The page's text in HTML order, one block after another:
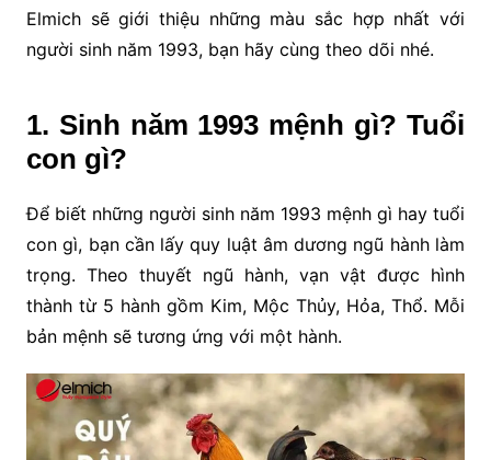
Elmich sẽ giới thiệu những màu sắc hợp nhất với
người sinh năm 1993, bạn hãy cùng theo dõi nhé.
1. Sinh năm 1993 mệnh gì? Tuổi
con gì?
Để biết những người sinh năm 1993 mệnh gì hay tuổi
con gì, bạn cần lấy quy luật âm dương ngũ hành làm
trọng. Theo thuyết ngũ hành, vạn vật được hình
thành từ 5 hành gồm Kim, Mộc Thủy, Hỏa, Thổ. Mỗi
bản mệnh sẽ tương ứng với một hành.